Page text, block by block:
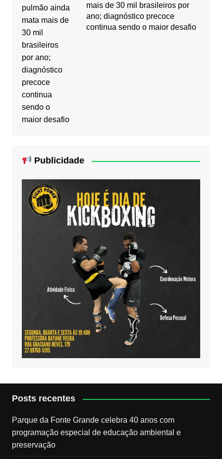
mais de 30 mil brasileiros por
ano; diagnóstico precoce
continua sendo o maior desafio
Publicidade
Posts recentes
Parque da Fonte Grande celebra 40 anos com
programação especial de educação ambiental e
preservação